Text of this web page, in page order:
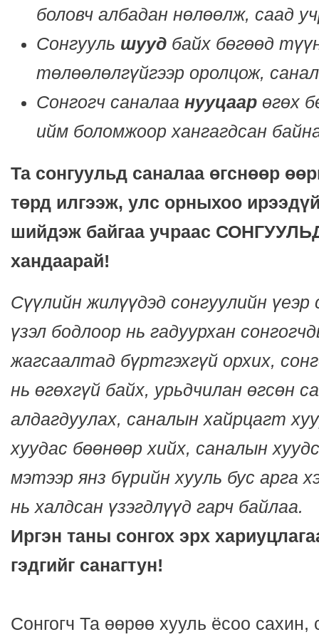
боловч албадан нөлөөлж, саад
Сонгууль шууд байх бөгөөд
төлөөлөлгүйгээр оролцож,
Сонгогч саналаа нууцаар өгөх
ийм боломжоор хангагдсан
Та сонгуульд саналаа өгснөөр
төрд илгээж, улс орныхоо
шийдэж байгаа учраас
хандаарай!
Сүүлийн жилүүдэд сонгуулийн үеэр
үзэл бодлоор нь гадуурхан
жагсаалтад бүртгэхгүй орхих,
нь өгөхгүй байх, урьдчилан өгсөн
алдагдуулах, саналын хайрцагт
хуудас бөөнөөр хийх, саналын
мэтээр янз бүрийн хууль бус арга
нь халдсан үзэгдлүүд гарч байлаа.
Иргэн таны сонгох эрх
гэдгийг санагтун!
Сонгогч Та өөрөө хууль ёсоо сахин,